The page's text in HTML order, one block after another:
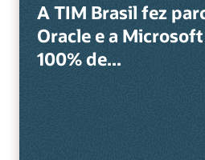
A TIM Brasil fez
Oracle e a
100% de...